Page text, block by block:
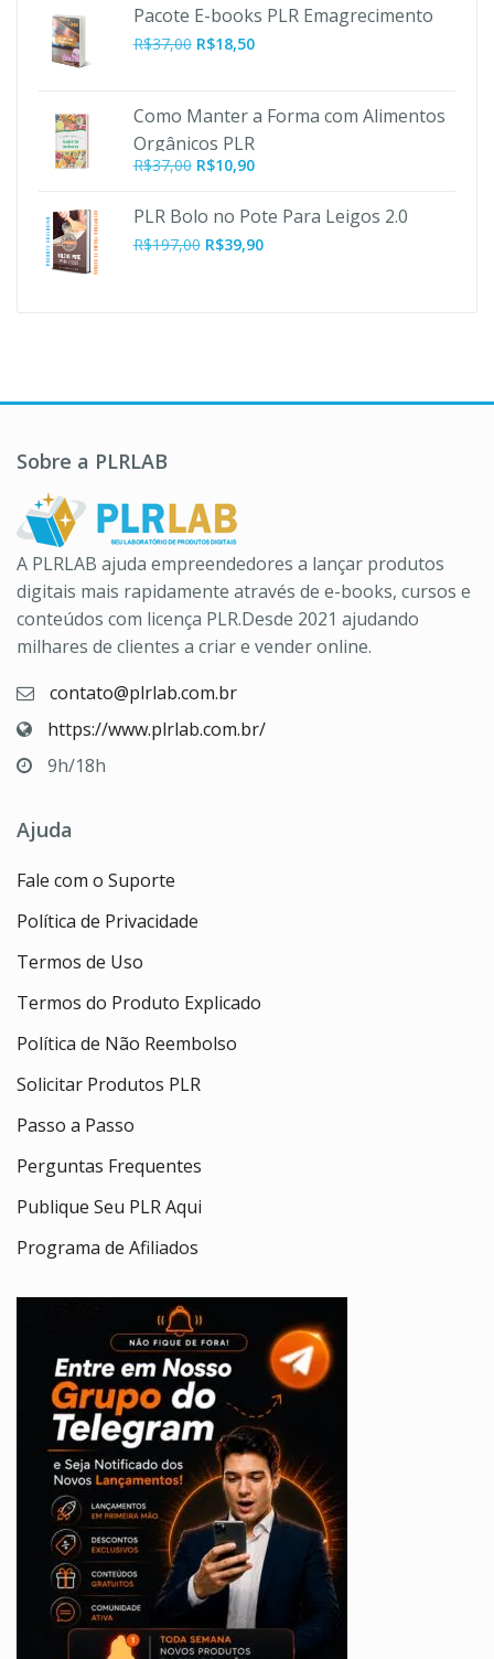
era:
R$197,00.
é:
Pacote E-books PLR Emagrecimento
R$37,00 R$18,50
Como Manter a Forma com Alimentos
Orgânicos PLR
R$37,00 O
original
era:
R$37,00.
R$10,90O
atual
PLR Bolo no Pote Para Leigos 2.0
R$197,00 O
R$39,90O
Sobre a PLRLAB
A PLRLAB ajuda empreendedores a lançar produtos
digitais mais rapidamente através de e-books, cursos e
conteúdos com licença PLR.Desde 2021 ajudando
milhares de clientes a criar e vender online.
contato@plrlab.com.br
https://www.plrlab.com.br/
9h/18h
Ajuda
Fale com o Suporte
Política de Privacidade
Termos de Uso
Termos do Produto Explicado
Política de Não Reembolso
Solicitar Produtos PLR
Passo a Passo
Perguntas Frequentes
Publique Seu PLR Aqui
Programa de Afiliados